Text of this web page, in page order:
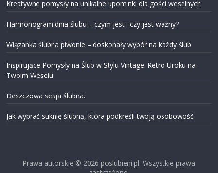
Kreatywne pomysły na unikalne upominki dla gości weselnych
Harmonogram dnia ślubu – czym jest i czy jest ważny?
Wiązanka ślubna piwonie – doskonały wybór na każdy ślub
Inspirujące Pomysły na Ślub w Stylu Vintage: Retro Uroku na
Twoim Weselu
Deszczowa sesja ślubna.
Jak wybrać suknię ślubną, która podkreśli twoją osobowość
Prawa autorskie © 2026 poslubieni.pl. Wszystkie prawa